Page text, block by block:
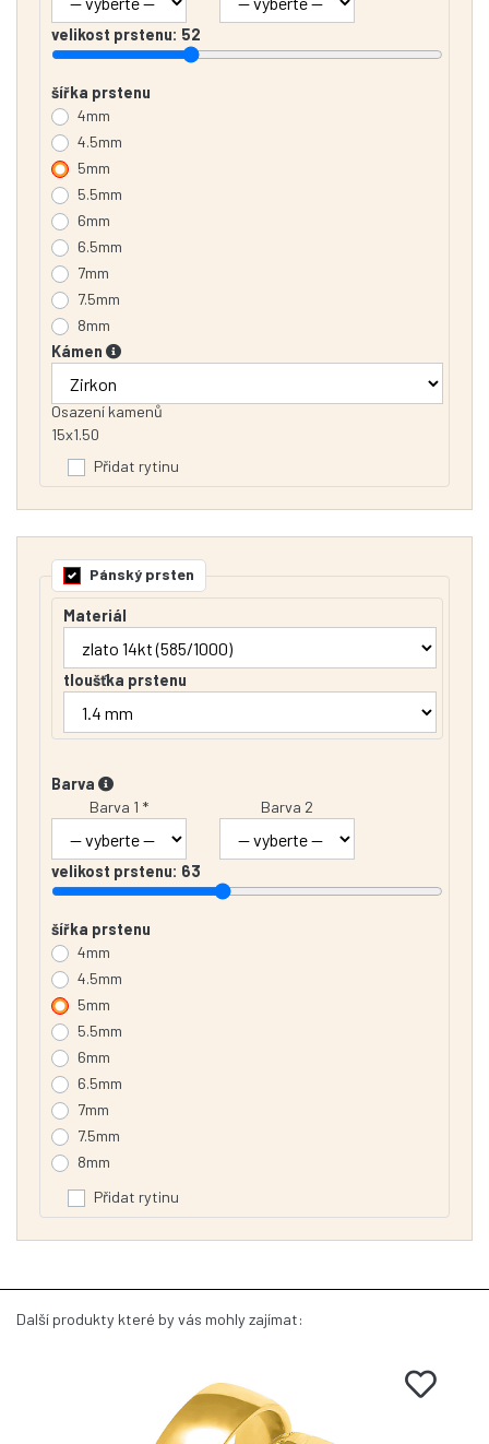
velikost prstenu: 52
šířka prstenu
4mm
4.5mm
5mm
5.5mm
6mm
6.5mm
7mm
7.5mm
8mm
Kámen
Osazení kamenů
15x1.50
Přidat rytinu
Pánský prsten
Materiál
tloušťka prstenu
Barva
Barva 1 *
Barva 2
velikost prstenu: 63
šířka prstenu
4mm
4.5mm
5mm
5.5mm
6mm
6.5mm
7mm
7.5mm
8mm
Přidat rytinu
Další produkty které by vás mohly zajímat: